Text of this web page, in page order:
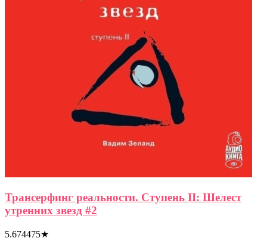
Трансерфинг реальности. Ступень II: Шелест
утренних звезд #2
5.674475★